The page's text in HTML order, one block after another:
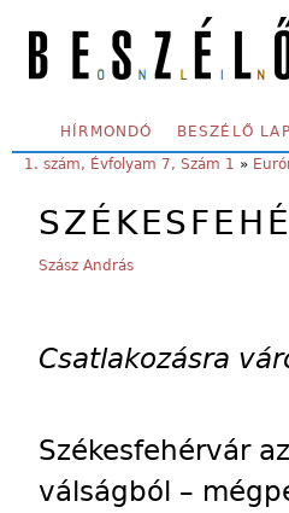
SECONDARY MENU
HÍRMONDÓ BESZÉLŐ
YOU ARE HERE:
1. szám, Évfolyam 7, Szám 1 »
Szász András
Csatlakozásra
Székesfehérvár
válságból –